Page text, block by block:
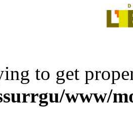
to get
www/